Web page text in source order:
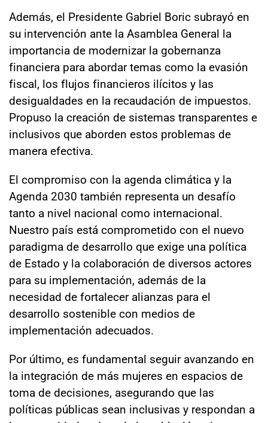
Además, el Presidente Gabriel Boric subrayó en
su intervención ante la Asamblea General la
importancia de modernizar la gobernanza
financiera para abordar temas como la evasión
fiscal, los flujos financieros ilícitos y las
desigualdades en la recaudación de impuestos.
Propuso la creación de sistemas transparentes e
inclusivos que aborden estos problemas de
manera efectiva.
El compromiso con la agenda climática y la
Agenda 2030 también representa un desafío
tanto a nivel nacional como internacional.
Nuestro país está comprometido con el nuevo
paradigma de desarrollo que exige una política
de Estado y la colaboración de diversos actores
para su implementación, además de la
necesidad de fortalecer alianzas para el
desarrollo sostenible con medios de
implementación adecuados.
Por último, es fundamental seguir avanzando en
la integración de más mujeres en espacios de
toma de decisiones, asegurando que las
políticas públicas sean inclusivas y respondan a